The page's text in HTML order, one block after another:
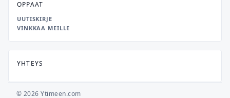
OPPAAT
UUTISKIRJE
VINKKAA MEILLE
YHTEYS
© 2026 Ytimeen.com